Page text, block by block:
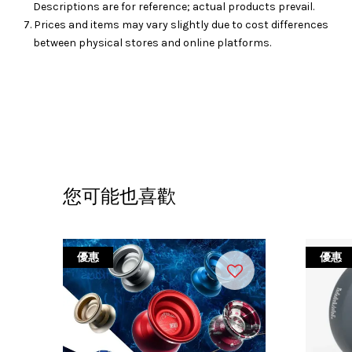
Descriptions are for reference; actual products prevail.
7. Prices and items may vary slightly due to cost differences
between physical stores and online platforms.
您可能也喜歡
優惠 優惠